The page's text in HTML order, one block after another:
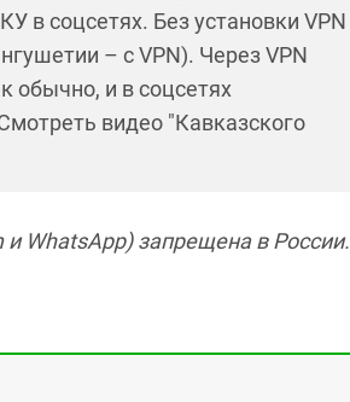
в соцсетях. Без установки VPN
– с VPN). Через VPN
обычно, и в соцсетях
видео "Кавказского
WhatsApp) запрещена в России.